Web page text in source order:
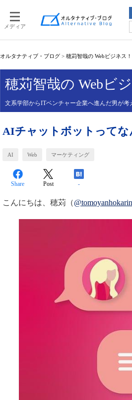
メディア
オルタナティブ・ブログ > 穂苅智哉の Webビジネス
穂苅智哉の Webビ
文系学部からITベンチャー企業へ進んだ男が考
AIチャットボットってな
AI Web マーケティング
Share Post -
こんにちは、穂苅（@tomoyanhokarin